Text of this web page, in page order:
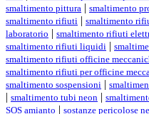
smaltimento pittura | smaltimento
smaltimento rifiuti | smaltimento
laboratorio | smaltimento rifiuti
smaltimento rifiuti liquidi |
smaltimento rifiuti officine
smaltimento rifiuti per officine
smaltimento sospensioni |
| smaltimento tubi neon |
SOS amianto | sostanze pericolose